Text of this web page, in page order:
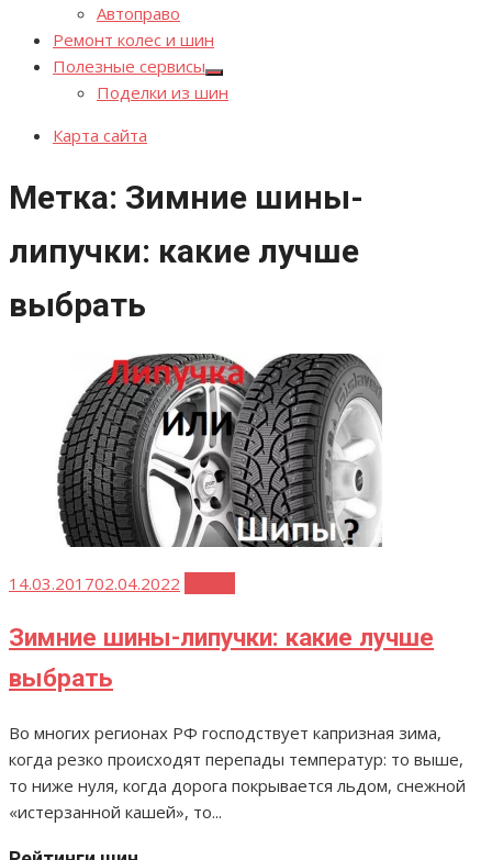
Автоправо
Ремонт колес и шин
Полезные сервисы
Показывать
подменю
Поделки из шин
Карта сайта
Метка: Зимние шины-
липучки: какие лучше
выбрать
Опубликовано
14.03.201702.04.2022
Зимние шины-липучки: какие лучше
выбрать
Во многих регионах РФ господствует капризная зима,
когда резко происходят перепады температур: то выше,
то ниже нуля, когда дорога покрывается льдом, снежной
«истерзанной кашей», то...